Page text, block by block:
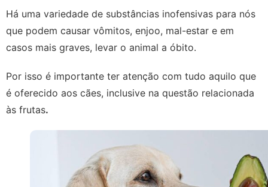
Há uma variedade de substâncias inofensivas para nós
que podem causar vômitos, enjoo, mal-estar e em
casos mais graves, levar o animal a óbito.
Por isso é importante ter atenção com tudo aquilo que
é oferecido aos cães, inclusive na questão relacionada
às frutas.